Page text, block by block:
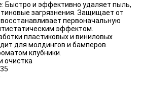
Быстро и эффективно удаляет пыль,
загрязнения. Защищает от
первоначальную
эффектом.
пластиковых и виниловых
для молдингов и бамперов.
клубники.
очистка